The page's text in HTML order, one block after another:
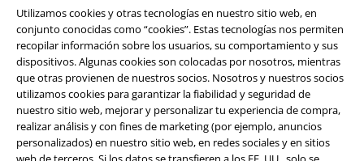
Utilizamos cookies y otras tecnologías en nuestro sitio web, en
conjunto conocidas como “cookies”. Estas tecnologías nos permiten
recopilar información sobre los usuarios, su comportamiento y sus
dispositivos. Algunas cookies son colocadas por nosotros, mientras
que otras provienen de nuestros socios. Nosotros y nuestros socios
utilizamos cookies para garantizar la fiabilidad y seguridad de
nuestro sitio web, mejorar y personalizar tu experiencia de compra,
realizar análisis y con fines de marketing (por ejemplo, anuncios
personalizados) en nuestro sitio web, en redes sociales y en sitios
¡Descarga la nueva App EMP totalmente GRATIS y disfruta de todas
sus nuevas funciones y ventajas!
A Warner Music Group Company